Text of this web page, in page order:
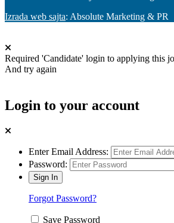
Izrada web sajta: Absolute Marketing & PR
Required 'Candidate' login to applying this
And try again
Login to your account
Enter Email Address:
Password:
Forgot Password?
Save Password